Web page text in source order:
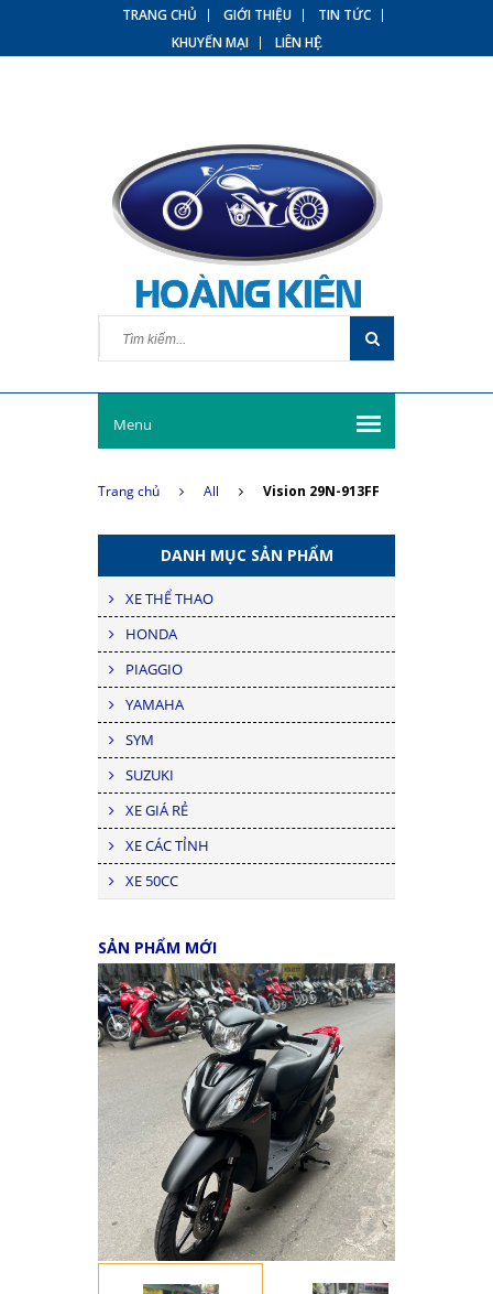
TRANG CHỦ GIỚI THIỆU
TIN TỨC
KHUYẾN MẠI
LIÊN HỆ
Menu
Trang chủ All Vision 29N-913FF
DANH MỤC SẢN PHẨM
XE THỂ THAO
HONDA
PIAGGIO
YAMAHA
SYM
SUZUKI
XE GIÁ RẺ
XE CÁC TỈNH
XE 50CC
SẢN PHẨM MỚI